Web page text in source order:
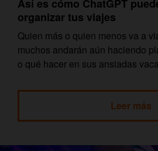
Así es cómo ChatGPT
organizar tus viajes
Quien más o quien menos va a
muchos andarán aún haciendo
o qué hacer en sus ansiadas
Leer más